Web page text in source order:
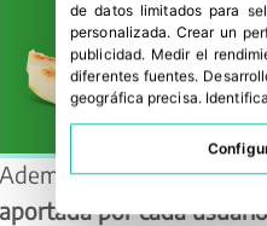
Además, la compañía
aportada por cada
de datos limitados para
personalizada. Crear un
publicidad. Medir el
diferentes fuentes.
geográfica precisa.